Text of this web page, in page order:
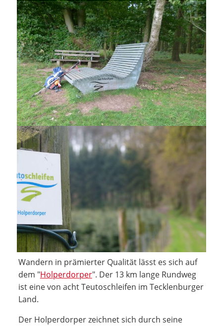
Wandern in prämierter Qualität lässt es sich auf
dem "Holperdorper". Der 13 km lange Rundweg
ist eine von acht Teutoschleifen im Tecklenburger
Land.
Der Holperdorper zeichnet sich durch seine